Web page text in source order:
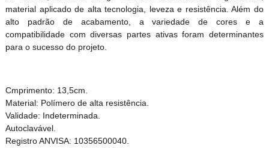
material aplicado de alta tecnologia, leveza e resistência. Além do
alto padrão de acabamento, a variedade de cores e a
compatibilidade com diversas partes ativas foram determinantes
para o sucesso do projeto.
Cmprimento: 13,5cm.
Material: Polímero de alta resistência.
Validade: Indeterminada.
Autoclavável.
Registro ANVISA: 10356500040.